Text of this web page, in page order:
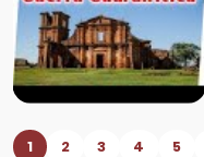
1 2 3 4 5